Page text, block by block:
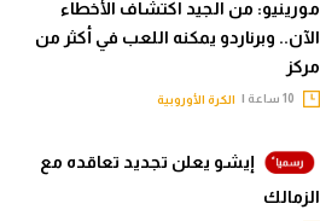
مورينيو: من الجيد اكتشاف الأخطاء
الآن.. وبرناردو يمكنه اللعب في أكثر من
مركز
الكرة الأوروبية
إيشو يعلن تجديد تعاقده مع
الزمالك